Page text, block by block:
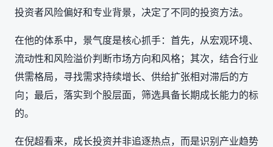
投资者风险偏好和专业背景，决定了不同的投资方法。
在他的体系中，景气度是核心抓手：首先，从宏观环境、
流动性和风险溢价判断市场方向和风格；其次，结合行业
供需格局，寻找需求持续增长、供给扩张相对滞后的方
向；最后，落实到个股层面，筛选具备长期成长能力的标
的。
在倪超看来，成长投资并非追逐热点，而是识别产业趋势